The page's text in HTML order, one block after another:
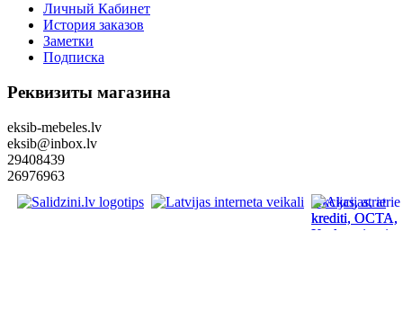
Личный Кабинет
История заказов
Заметки
Подписка
Реквизиты магазина
eksib-mebeles.lv
eksib@inbox.lv
29408439
26976963
Akcijas, atrie
krediti, OCTA,
Kasko,